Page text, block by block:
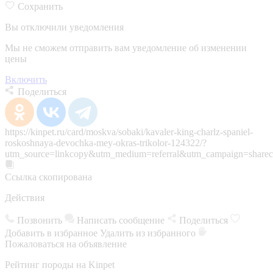
Сохранить
Вы отключили уведомления
Мы не сможем отправить вам уведомление об изменении
цены
Включить
Поделиться
https://kinpet.ru/card/moskva/sobaki/kavaler-king-charlz-spaniel-
roskoshnaya-devochka-mey-okras-trikolor-124322/?
Ссылка скопирована
Действия
Позвонить Написать сообщение
Поделиться
Добавить в избранное Удалить из избранного
Пожаловаться на объявление
Рейтинг породы на Kinpet